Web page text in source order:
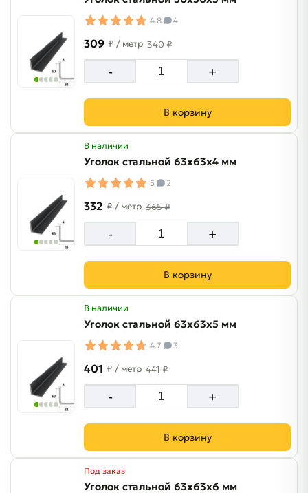
4.8 4
309 ₽ / метр 340 ₽
- +
В корзину
В наличии
Уголок стальной 63х63х4 мм
5 2
332 ₽ / метр 365 ₽
- +
В корзину
В наличии
Уголок стальной 63х63х5 мм
4.7 3
401 ₽ / метр 441 ₽
- +
В корзину
Под заказ
Уголок стальной 63х63х6 мм